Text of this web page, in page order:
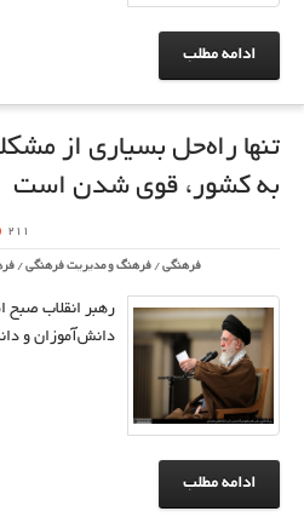
ادامه مطلب
تنها راه‌حل بسیاری از
به کشور، قوی شدن است
211
فرهنگی / فرهنگ و مدیریت فرهنگی /
رهبر انقلاب صبح
دانش‌آموزان و
ادامه مطلب